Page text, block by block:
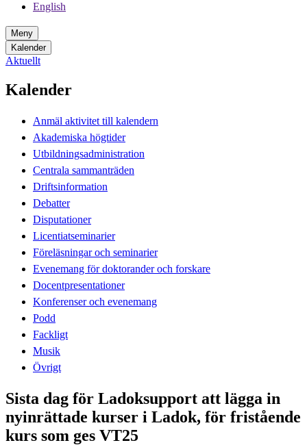
English
Meny
Kalender
Aktuellt
Kalender
Anmäl aktivitet till kalendern
Akademiska högtider
Utbildningsadministration
Centrala sammanträden
Driftsinformation
Debatter
Disputationer
Licentiatseminarier
Föreläsningar och seminarier
Evenemang för doktorander och forskare
Docentpresentationer
Konferenser och evenemang
Podd
Fackligt
Musik
Övrigt
Sista dag för Ladoksupport att lägga in
nyinrättade kurser i Ladok, för fristående
kurs som ges VT25